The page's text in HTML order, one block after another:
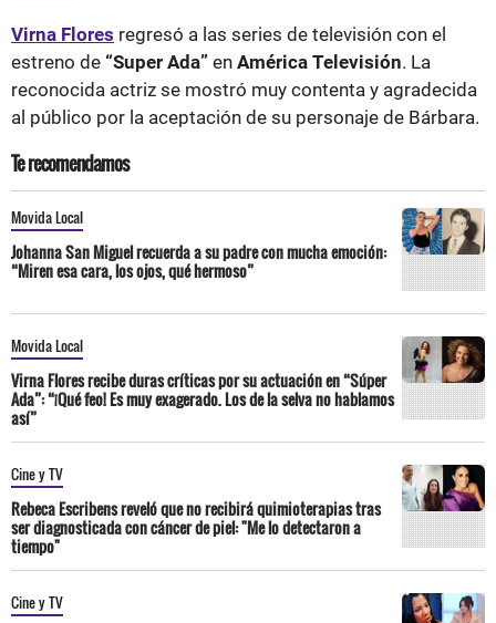
Virna Flores regresó a las series de televisión con el
estreno de “Super Ada” en América Televisión. La
reconocida actriz se mostró muy contenta y agradecida
al público por la aceptación de su personaje de Bárbara.
Te recomendamos
Movida Local
Johanna San Miguel recuerda a su padre con mucha emoción:
“Miren esa cara, los ojos, qué hermoso”
Movida Local
Virna Flores recibe duras críticas por su actuación en “Súper
Ada”: “¡Qué feo! Es muy exagerado. Los de la selva no hablamos
así”
Cine y TV
Rebeca Escribens reveló que no recibirá quimioterapias tras
ser diagnosticada con cáncer de piel: "Me lo detectaron a
tiempo"
Cine y TV